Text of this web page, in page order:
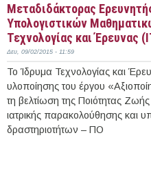
Μεταδιδάκτορας
Υπολογιστικών
Τεχνολογίας και Έρευνας
Δευ, 09/02/2015 - 11:59
Το Ίδρυμα Τεχνολογίας και
υλοποίησης του έργου
τη βελτίωση της Ποιότητας
ιατρικής παρακολούθησης και
δραστηριοτήτων – ΠΟ